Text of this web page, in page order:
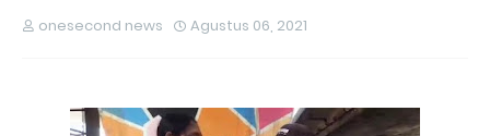
onesecond news Agustus 06, 2021